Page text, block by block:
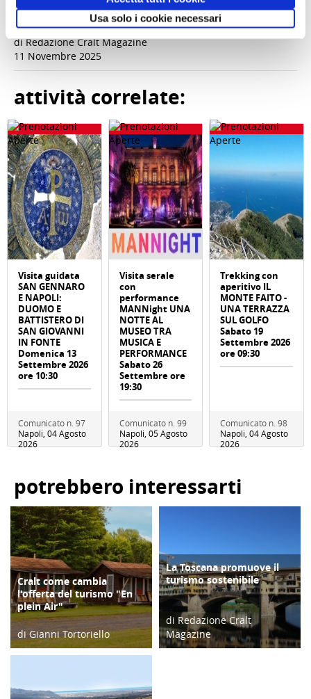
Usa solo i cookie necessari
Foto di LoggaWiggler da Pixabay
di Redazione Cralt Magazine
11 Novembre 2025
attività correlate:
Visita guidata
SAN GENNARO
E NAPOLI:
DUOMO E
BATTISTERO DI
SAN GIOVANNI
IN FONTE
Domenica 13
Settembre 2026
ore 10:30
Comunicato n. 97
Napoli, 04 Agosto
2026
Visita serale
con
performance
MANNight UNA
NOTTE AL
MUSEO TRA
MUSICA E
PERFORMANCE
Sabato 26
Settembre ore
19:30
Comunicato n. 99
Napoli, 05 Agosto
2026
Trekking con
aperitivo IL
MONTE FAITO -
UNA TERRAZZA
SUL GOLFO
Sabato 19
Settembre 2026
ore 09:30
Comunicato n. 98
Napoli, 04 Agosto
2026
potrebbero interessarti
COPERTINA
Cralt come cambia
l'offerta del turismo "En
plein Air"
di Gianni Tortoriello
19/03/22
TURISMO
La Toscana promuove il
turismo sostenibile
di Redazione Cralt
Magazine